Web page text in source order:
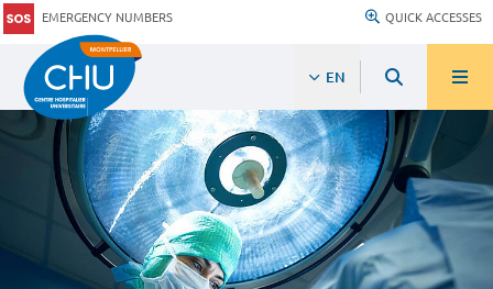
EMERGENCY NUMBERS QUICK ACCESSES
EN